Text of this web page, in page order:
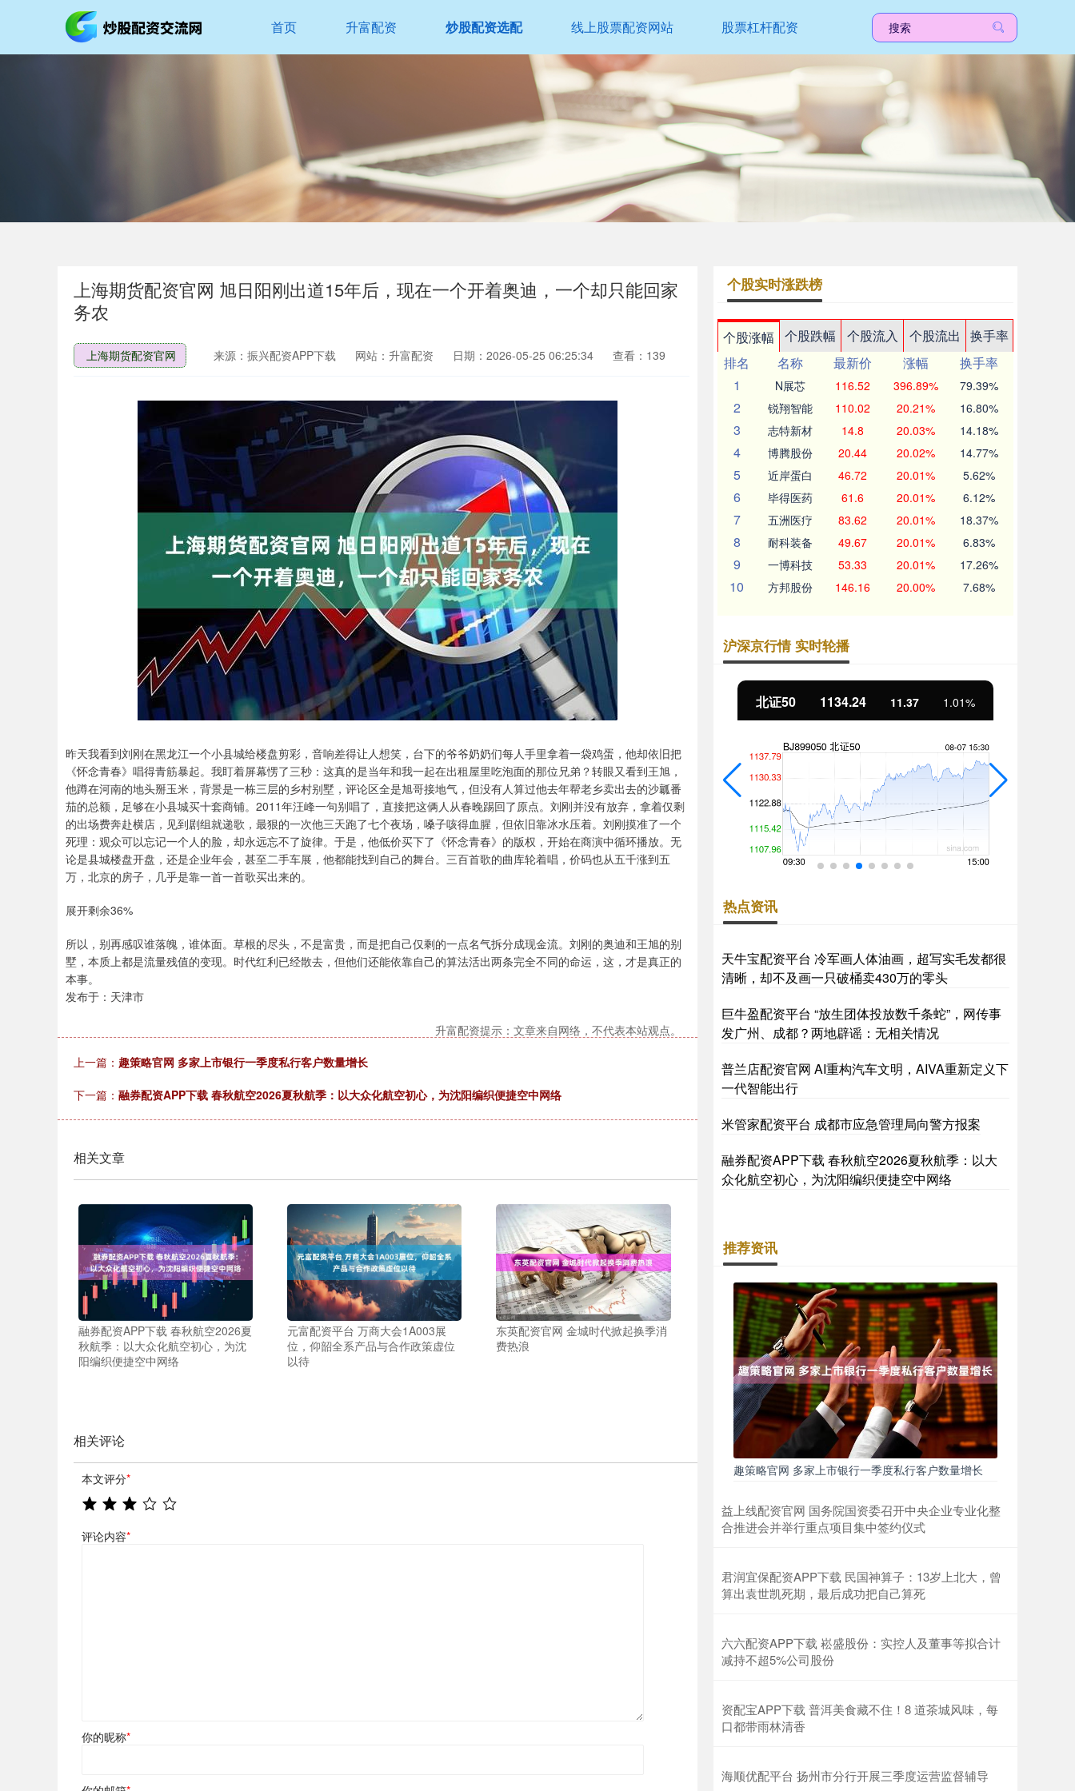
首页 升富配资 炒股配资选配 线上股票配资网站 股票杠杆配资
上海期货配资官网 旭日阳刚出道15年后，现在一个开着奥迪，一个却只能回家
务农
上海期货配资官网 来源：振兴配资APP下载 网站：升富配资 日期：2026-05-25 06:25:34 查看：139
昨天我看到刘刚在黑龙江一个小县城给楼盘剪彩，音响差得让人想笑，台下的爷爷奶奶们每人手里拿着一袋鸡蛋，他却依旧把
《怀念青春》唱得青筋暴起。我盯着屏幕愣了三秒：这真的是当年和我一起在出租屋里吃泡面的那位兄弟？转眼又看到王旭，
他蹲在河南的地头掰玉米，背景是一栋三层的乡村别墅，评论区全是旭哥接地气，但没有人算过他去年帮老乡卖出去的沙瓤番
茄的总额，足够在小县城买十套商铺。2011年汪峰一句别唱了，直接把这俩人从春晚踢回了原点。刘刚并没有放弃，拿着仅剩
的出场费奔赴横店，见到剧组就递歌，最狠的一次他三天跑了七个夜场，嗓子咳得血腥，但依旧靠冰水压着。刘刚摸准了一个
死理：观众可以忘记一个人的脸，却永远忘不了旋律。于是，他低价买下了《怀念青春》的版权，开始在商演中循环播放。无
论是县城楼盘开盘，还是企业年会，甚至二手车展，他都能找到自己的舞台。三百首歌的曲库轮着唱，价码也从五千涨到五
万，北京的房子，几乎是靠一首一首歌买出来的。
展开剩余36%
所以，别再感叹谁落魄，谁体面。草根的尽头，不是富贵，而是把自己仅剩的一点名气拆分成现金流。刘刚的奥迪和王旭的别
墅，本质上都是流量残值的变现。时代红利已经散去，但他们还能依靠自己的算法活出两条完全不同的命运，这，才是真正的
本事。
发布于：天津市
升富配资提示：文章来自网络，不代表本站观点。
上一篇： 趣策略官网 多家上市银行一季度私行客户数量增长
下一篇： 融券配资APP下载 春秋航空2026夏秋航季：以大众化航空初心，为沈阳编织便捷空中网络
相关文章
融券配资APP下载 春秋航空2026夏
秋航季：以大众化航空初心，为沈
阳编织便捷空中网络
元富配资平台 万商大会1A003展
位，仰韶全系产品与合作政策虚位
以待
东英配资官网 金城时代掀起换季消
费热浪
相关评论
本文评分*
评论内容*
你的昵称*
个股实时涨跌榜
个股涨幅 个股跌幅 个股流入 个股流出
换手率
排名
名称 最新价 涨幅
换手率
1
N展芯 116.52 396.89% 79.39%
2 锐翔智能 110.02 20.21% 16.80%
3 志特新材 14.8 20.03% 14.18%
4 博腾股份 20.44 20.02% 14.77%
5 近岸蛋白 46.72 20.01% 5.62%
6 毕得医药 61.6 20.01% 6.12%
7 五洲医疗 83.62 20.01% 18.37%
8 耐科装备 49.67 20.01% 6.83%
9 一博科技 53.33 20.01% 17.26%
10 方邦股份 146.16 20.00% 7.68%
沪深京行情 实时轮播
深证成指 14311.01 200.89 1.42% 沪深300 4694.44 43.13 北证50 1134.24 11.37 1.01%
热点资讯
天牛宝配资平台 冷军画人体油画，超写实毛发都很
清晰，却不及画一只破桶卖430万的零头
巨牛盈配资平台 “放生团体投放数千条蛇”，网传事
发广州、成都？两地辟谣：无相关情况
普兰店配资官网 AI重构汽车文明，AIVA重新定义下
一代智能出行
米管家配资平台 成都市应急管理局向警方报案
融券配资APP下载 春秋航空2026夏秋航季：以大
众化航空初心，为沈阳编织便捷空中网络
推荐资讯
趣策略官网 多家上市银行一季度私行客户数量增长
益上线配资官网 国务院国资委召开中央企业专业化整
合推进会并举行重点项目集中签约仪式
君润宜保配资APP下载 民国神算子：13岁上北大，曾
算出袁世凯死期，最后成功把自己算死
六六配资APP下载 崧盛股份：实控人及董事等拟合计
减持不超5%公司股份
资配宝APP下载 普洱美食藏不住！8 道茶城风味，每
口都带雨林清香
海顺优配平台 扬州市分行开展三季度运营监督辅导